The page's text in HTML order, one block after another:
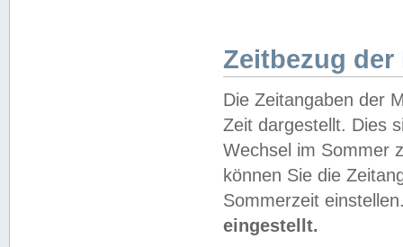
Zeitbezug der
Die Zeitangaben der
Zeit dargestellt. Dies
Wechsel im Sommer
können Sie die
Sommerzeit
eingestellt.